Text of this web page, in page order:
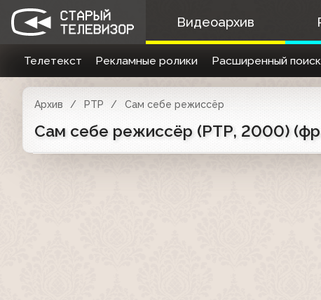
Видеоархив
Телетекст Рекламные ролики Расширенный
Архив РТР Сам себе режиссёр
Сам себе режиссёр (РТР, 2000)